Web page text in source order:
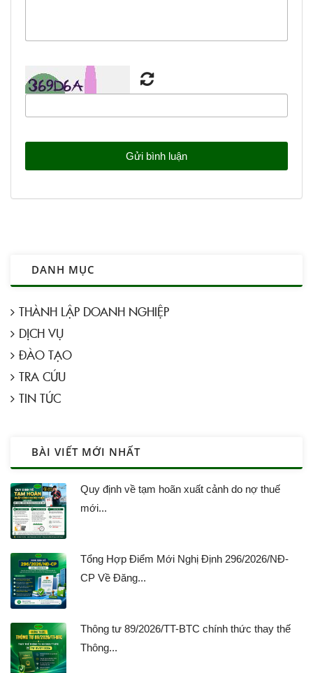
DANH MỤC
THÀNH LẬP DOANH NGHIỆP
DỊCH VỤ
ĐÀO TẠO
TRA CỨU
TIN TỨC
BÀI VIẾT MỚI NHẤT
Quy định về tạm hoãn xuất cảnh do nợ thuế
mới...
Tổng Hợp Điểm Mới Nghị Định 296/2026/NĐ-
CP Về Đăng...
Thông tư 89/2026/TT-BTC chính thức thay thế
Thông...